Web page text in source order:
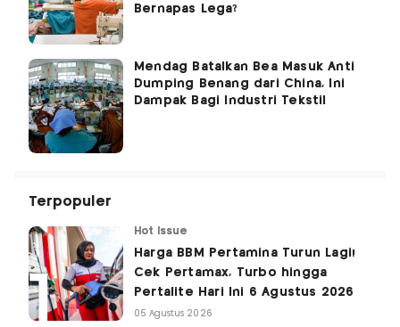
Bernapas Lega?
Mendag Batalkan Bea Masuk Anti
Dumping Benang dari China, Ini
Dampak Bagi Industri Tekstil
Terpopuler
Hot Issue
Harga BBM Pertamina Turun Lagi!
Cek Pertamax, Turbo hingga
Pertalite Hari Ini 6 Agustus 2026
05 Agustus 2026